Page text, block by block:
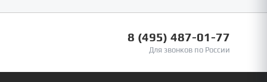
8 (495) 487-01-77
Для звонков по России